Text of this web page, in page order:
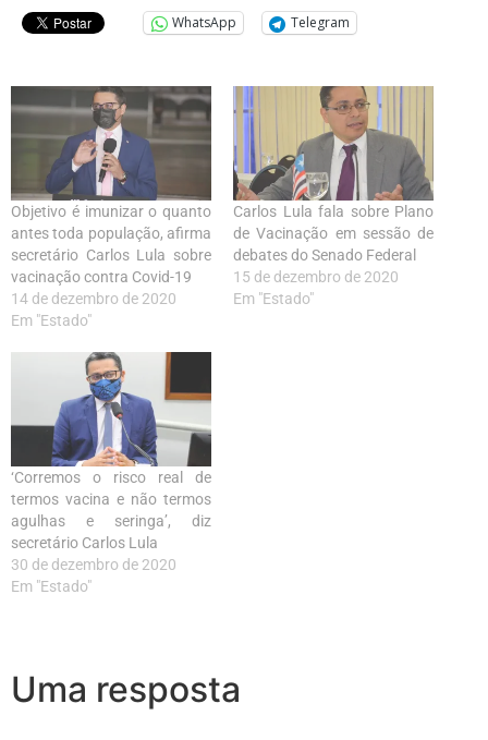
WhatsApp Telegram
Objetivo é imunizar o quanto
antes toda população, afirma
secretário Carlos Lula sobre
vacinação contra Covid-19
14 de dezembro de 2020
Em "Estado"
Carlos Lula fala sobre Plano
de Vacinação em sessão de
debates do Senado Federal
15 de dezembro de 2020
Em "Estado"
‘Corremos o risco real de
termos vacina e não termos
agulhas e seringa’, diz
secretário Carlos Lula
30 de dezembro de 2020
Em "Estado"
Uma resposta